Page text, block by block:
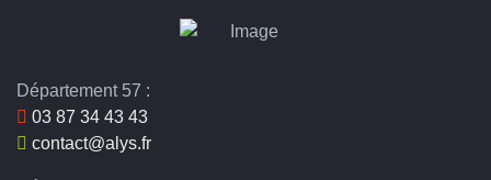
Département 57 :
03 87 34 43 43
contact@alys.fr